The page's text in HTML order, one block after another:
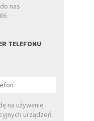
nas
TELEFONU
na używanie
urządzeń